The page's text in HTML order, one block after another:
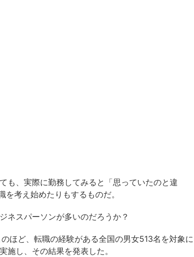
も、実際に勤務してみると「思っていたのと違
考え始めたりもするものだ。
ネスパーソンが多いのだろうか？
ほど、転職の経験がある全国の男女513名を対象に
施し、その結果を発表した。